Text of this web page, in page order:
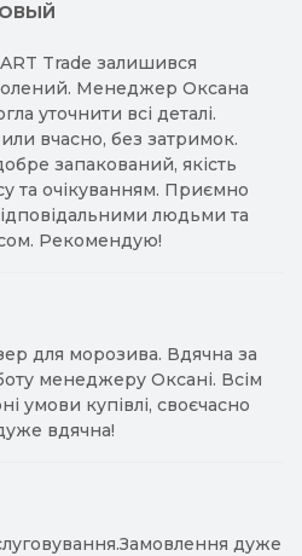
Trade залишився
Менеджер Оксана
уточнити всі деталі.
вчасно, без затримок.
запакований, якість
та очікуванням. Приємно
людьми та
Рекомендую!
для морозива. Вдячна за
менеджеру Оксані. Всім
умови купівлі, своєчасно
вдячна!
дуже